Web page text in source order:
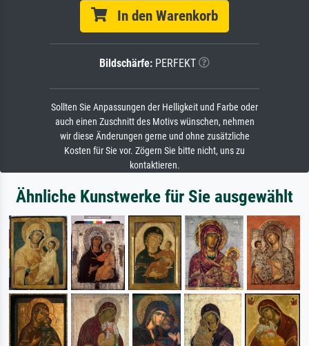
In den Warenkorb
Bildschärfe: PERFEKT
Sollten Sie Anpassungen der Helligkeit und Farbe oder
auch einen Zuschnitt des Motivs wünschen, nehmen
wir diese Änderungen gerne und ohne zusätzliche
Kosten für Sie vor. Zögern Sie bitte nicht, uns zu
kontaktieren.
Ähnliche Kunstwerke für Sie ausgewählt